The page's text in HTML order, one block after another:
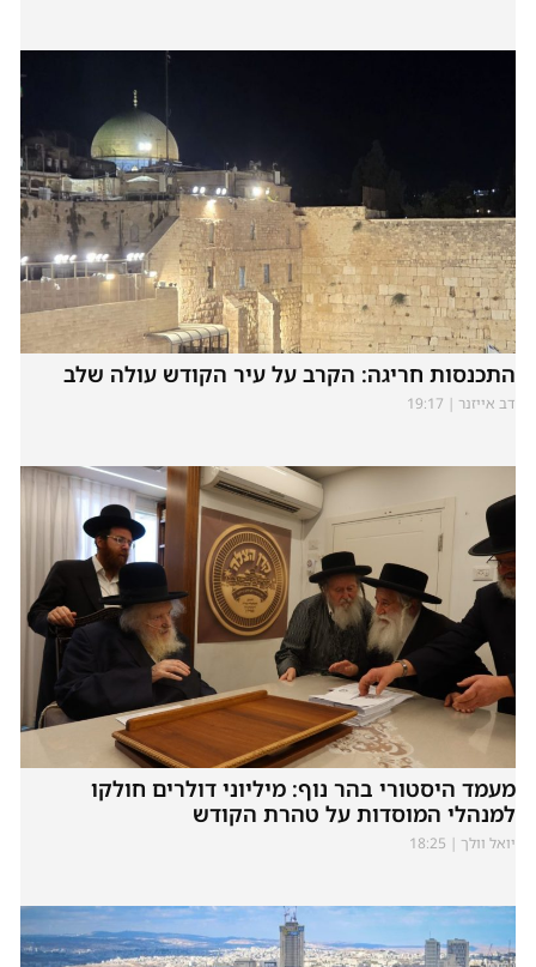
התכנסות חריגה: הקרב על עיר הקודש עולה שלב
דב אייזנר
מעמד היסטורי בהר נוף: מיליוני דולרים חולקו
למנהלי המוסדות על טהרת הקודש
יואל וולך